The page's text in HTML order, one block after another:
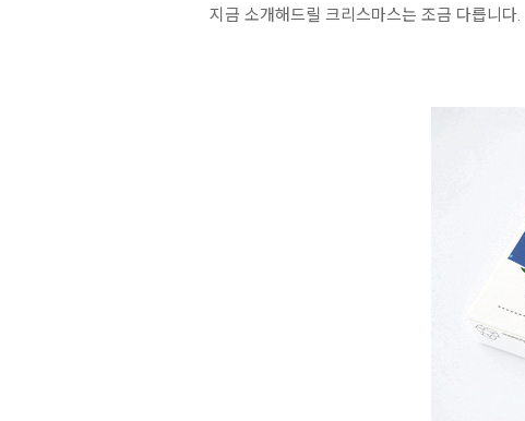
지금 소개해드릴 크리스마스는 조금 다릅니다.